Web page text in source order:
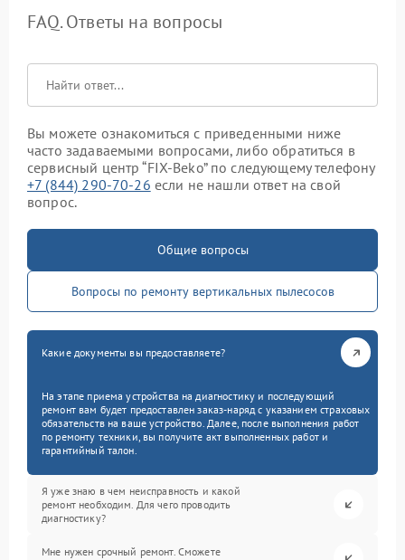
FAQ. Ответы на вопросы
Вы можете ознакомиться с приведенными ниже
часто задаваемыми вопросами, либо обратиться в
сервисный центр “FIX-Beko” по следующему телефону
+7 (844) 290-70-26 если не нашли ответ на свой
вопрос.
Общие вопросы
Вопросы по ремонту вертикальных пылесосов
Какие документы вы предоставляете?
На этапе приема устройства на диагностику и последующий
ремонт вам будет предоставлен заказ-наряд с указанием страховых
обязательств на ваше устройство. Далее, после выполнения работ
по ремонту техники, вы получите акт выполненных работ и
гарантийный талон.
Я уже знаю в чем неисправность и какой
ремонт необходим. Для чего проводить
диагностику?
Мне нужен срочный ремонт. Сможете